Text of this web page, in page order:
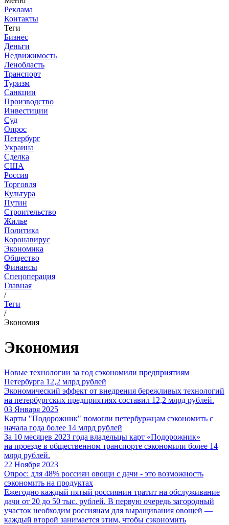
Реклама
Контакты
Теги
Бизнес
Деньги
Недвижимость
Ленобласть
Транспорт
Туризм
Санкции
Производство
Инвестиции
Суд
Опрос
Петербург
Украина
Сделка
США
Россия
Торговля
Культура
Путин
Строительство
Жилье
Политика
Коронавирус
Экономика
Общество
Финансы
Спецоперация
Главная
/
Теги
/
Экономия
Экономия
Новые технологии за год сэкономили предприятиям
Петербурга 12,2 млрд рублей
Экономический эффект от внедрения бережливых технологий
на петербургских предприятиях составил 12,2 млрд рублей.
03 Января 2025
Карты "Подорожник" помогли петербуржцам сэкономить с
начала года более 14 млрд рублей
За 10 месяцев 2023 года владельцы карт «Подорожник»
на проезде в общественном транспорте сэкономили более 14
млрд рублей.
22 Ноября 2023
Опрос: для 48% россиян овощи с дачи - это возможность
сэкономить на продуктах
Ежегодно каждый пятый россиянин тратит на обслуживание
дачи от 20 до 50 тыс. рублей. В первую очередь загородный
участок необходим россиянам для выращивания овощей —
каждый второй занимается этим, чтобы сэкономить